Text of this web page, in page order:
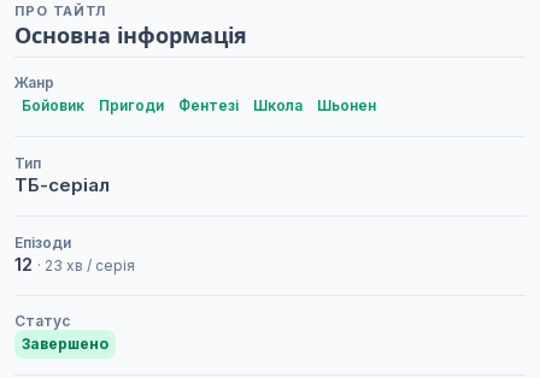
ПРО ТАЙТЛ
Основна інформація
Жанр
Бойовик
Пригоди Фентезі Школа Шьонен
Тип
ТБ-серіал
Епізоди
12 · 23 хв / серія
Статус
Завершено